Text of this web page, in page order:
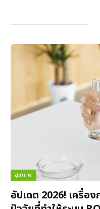
สุขภาพ
อัปเดต 2026! เครื่อง